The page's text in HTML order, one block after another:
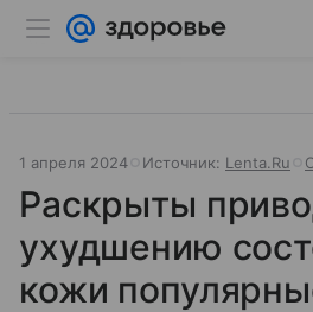
1 апреля 2024 Источник: Lenta.Ru
Раскрыты
ухудшению
кожи